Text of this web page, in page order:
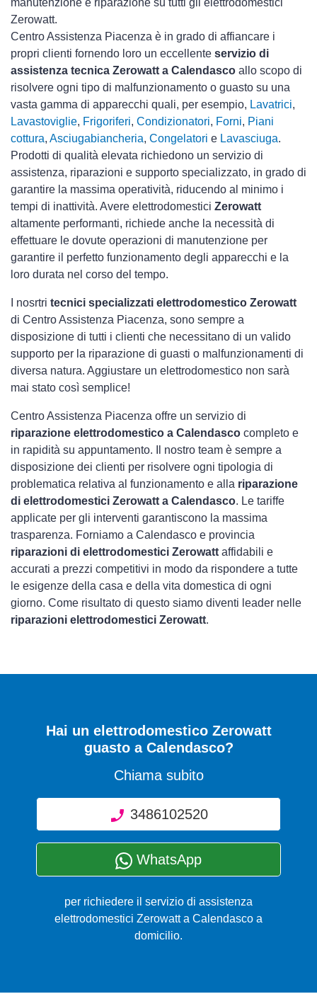
manutenzione e riparazione su tutti gli elettrodomestici
Zerowatt.
Centro Assistenza Piacenza è in grado di affiancare i
propri clienti fornendo loro un eccellente servizio di
assistenza tecnica Zerowatt a Calendasco allo scopo di
risolvere ogni tipo di malfunzionamento o guasto su una
vasta gamma di apparecchi quali, per esempio, Lavatrici,
Lavastoviglie, Frigoriferi, Condizionatori, Forni, Piani
cottura, Asciugabiancheria, Congelatori e Lavasciuga.
Prodotti di qualità elevata richiedono un servizio di
assistenza, riparazioni e supporto specializzato, in grado di
garantire la massima operatività, riducendo al minimo i
tempi di inattività. Avere elettrodomestici Zerowatt
altamente performanti, richiede anche la necessità di
effettuare le dovute operazioni di manutenzione per
garantire il perfetto funzionamento degli apparecchi e la
loro durata nel corso del tempo.
I nosrtri tecnici specializzati elettrodomestico Zerowatt
di Centro Assistenza Piacenza, sono sempre a
disposizione di tutti i clienti che necessitano di un valido
supporto per la riparazione di guasti o malfunzionamenti di
diversa natura. Aggiustare un elettrodomestico non sarà
mai stato così semplice!
Centro Assistenza Piacenza offre un servizio di
riparazione elettrodomestico a Calendasco completo e
in rapidità su appuntamento. Il nostro team è sempre a
disposizione dei clienti per risolvere ogni tipologia di
problematica relativa al funzionamento e alla riparazione
di elettrodomestici Zerowatt a Calendasco. Le tariffe
applicate per gli interventi garantiscono la massima
trasparenza. Forniamo a Calendasco e provincia
riparazioni di elettrodomestici Zerowatt affidabili e
accurati a prezzi competitivi in modo da rispondere a tutte
le esigenze della casa e della vita domestica di ogni
giorno. Come risultato di questo siamo diventi leader nelle
riparazioni elettrodomestici Zerowatt.
Hai un elettrodomestico Zerowatt
guasto a Calendasco?
Chiama subito
3486102520
WhatsApp
per richiedere il servizio di assistenza
elettrodomestici Zerowatt a Calendasco a
domicilio.